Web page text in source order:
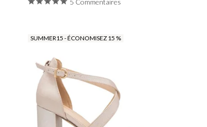
5 Commentaires
SUMMER15 - ÉCONOMISEZ 15 %